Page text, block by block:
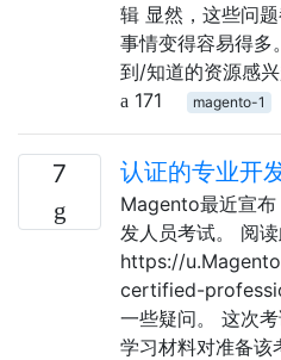
辑 显然，这些问
事情变得容易得多
到/知道的资源感兴
171
magento-1
7 认证的专业开
Magento最近宣
发人员考试。 阅
https://
certified-
一些疑问。 这次
学习材料对准备该